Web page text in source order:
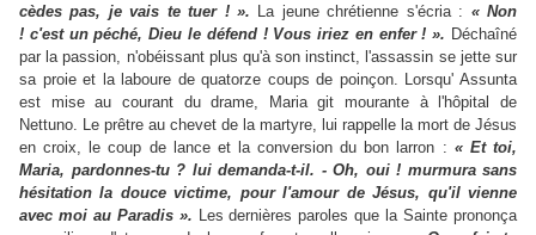
cèdes pas, je vais te tuer ! ». La jeune chrétienne s'écria : « Non
! c'est un péché, Dieu le défend ! Vous iriez en enfer ! ». Déchaîné
par la passion, n'obéissant plus qu'à son instinct, l'assassin se jette sur
sa proie et la laboure de quatorze coups de poinçon. Lorsqu' Assunta
est mise au courant du drame, Maria git mourante à l'hôpital de
Nettuno. Le prêtre au chevet de la martyre, lui rappelle la mort de Jésus
en croix, le coup de lance et la conversion du bon larron : « Et toi,
Maria, pardonnes-tu ? lui demanda-t-il. - Oh, oui ! murmura sans
hésitation la douce victime, pour l'amour de Jésus, qu'il vienne
avec moi au Paradis ». Les dernières paroles que la Sainte prononça